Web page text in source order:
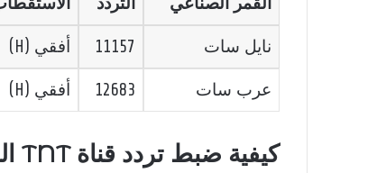
نايل سات 11157 أفقي (H)
عرب سات 12683 أفقي (H)
كيفية ضبط تردد قناة TNT المغربية الرياضية